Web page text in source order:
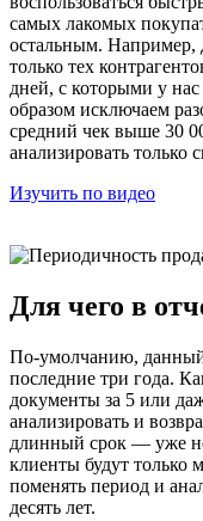
самых лакомых
остальным. Например,
только тех
дней, с которыми у
образом исключаем
средний чек выше 30
анализировать только
Изучить по видео
Для чего в
По-умолчанию, данный
последние три года.
документы за 5 или
анализировать и
длинный срок — уже
клиенты будут только
поменять период и
десять лет.